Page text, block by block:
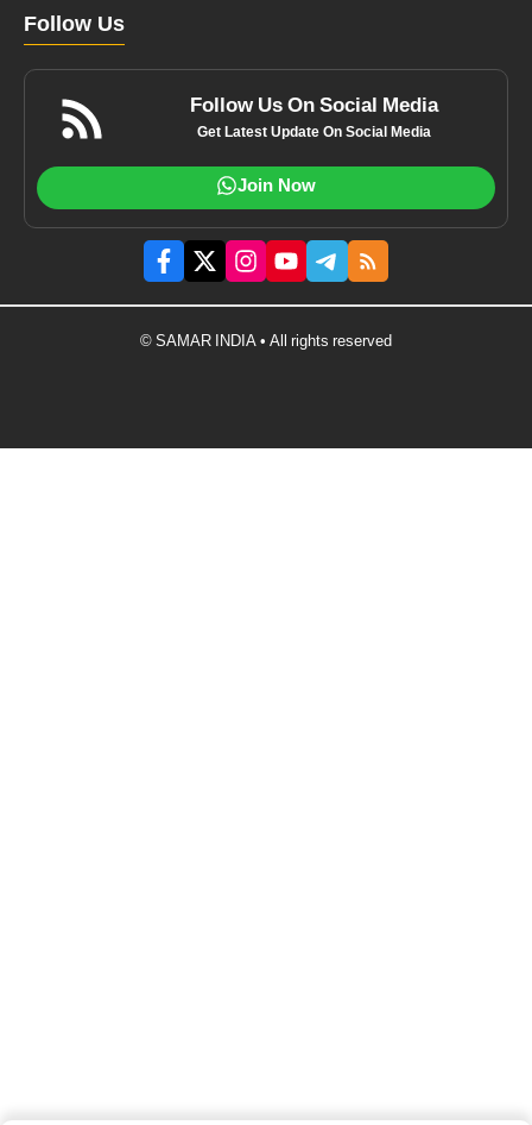
Follow Us
Follow Us On Social Media
Get Latest Update On Social Media
Join Now
© SAMAR INDIA • All rights reserved